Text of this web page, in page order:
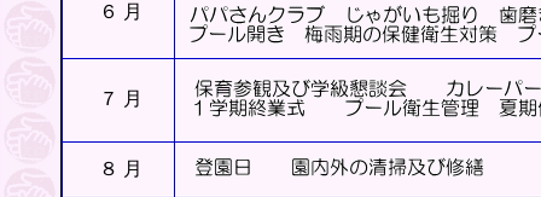
６ 月
７ 月
８ 月